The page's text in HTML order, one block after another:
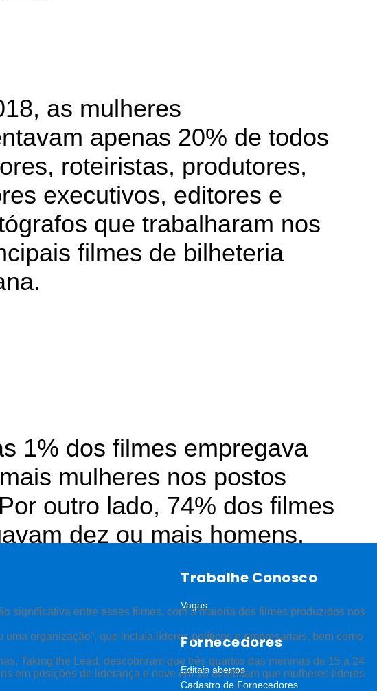
as mulheres
apenas 20% de todos
roteiristas, produtores,
executivos, editores e
que trabalharam nos
filmes de bilheteria
1% dos filmes empregava
mulheres nos postos
outro lado, 74% dos filmes
dez ou mais homens.
significativa entre esses filmes, com a maioria dos filmes produzidos nos
organização”, que incluía líderes políticos e empresariais, bem como
Taking the Lead, descobriram que três quartos das meninas de 15 a 24
em posições de liderança e nove em 10 acreditam que mulheres líderes
Trabalhe Conosco
Vagas
Fornecedores
Editais abertos
Cadastro de Fornecedores